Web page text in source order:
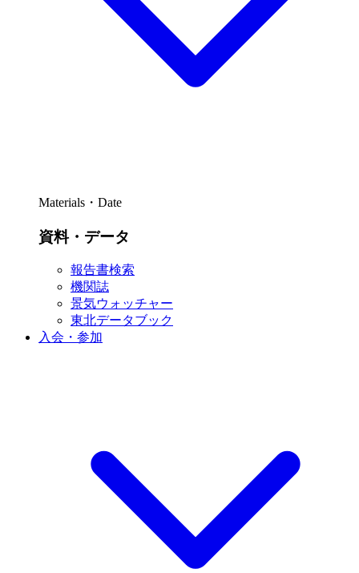
Materials・Date
資料・データ
報告書検索
機関誌
景気ウォッチャー
東北データブック
入会・参加